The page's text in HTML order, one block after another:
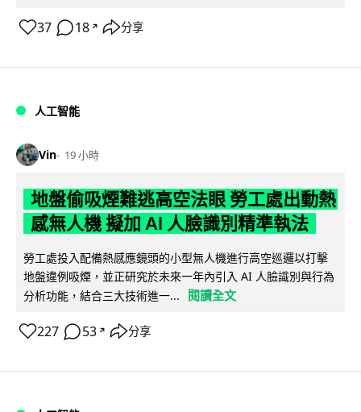
37 18 ↗ 分享
人工智能
Vin 19 小時
地盤偷吸煙難逃高空法眼 勞工處出動熱
感無人機 擬加 AI 人臉識別精準執法
勞工處投入配備熱感應鏡頭的小型無人機進行高空巡邏以打擊
地盤違例吸煙，並正研究於未來一年內引入 AI 人臉識別與行為
分析功能，結合三大技術進一...
閱讀全文
227 53 ↗ 分享